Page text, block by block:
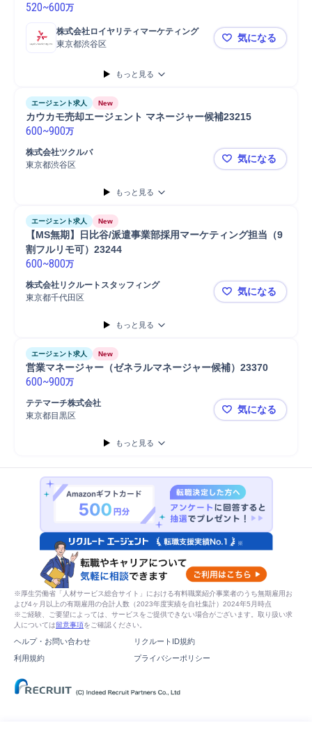
520~600万
株式会社ロイヤリティマーケティング
東京都渋谷区
【マーケテ
気になる
もっと見る
エージェント求人 New
カウカモ売却エージェント マネージャー候補23215
600~900万
株式会社ツクルバ
東京都渋谷区
カウカモ売
気になる
もっと見る
エージェント求人 New
【MS無期】日比谷/派遣事業部採用マーケティング担当（9
割フルリモ可）23244
600~800万
株式会社リクルートスタッフィング
東京都千代田区
【MS無期
気になる
もっと見る
エージェント求人 New
営業マネージャー（ゼネラルマネージャー候補）23370
600~900万
テテマーチ株式会社
東京都目黒区
営業マネー
気になる
もっと見る
※厚生労働省「人材サービス総合サイト」における有料職業紹介事業者のうち無期雇用お
よび4ヶ月以上の有期雇用の合計人数（2023年度実績を自社集計）2024年5月時点
※ご経験、ご要望によっては、サービスをご提供できない場合がございます。取り扱い求
人については留意事項をご確認ください。
ヘルプ・お問い合わせ
リクルートID規約
利用規約
プライバシーポリシー